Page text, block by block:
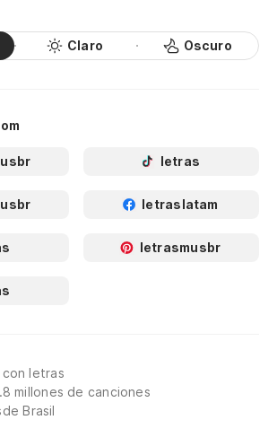
Claro Oscuro
letras
letraslatam
letrasmusbr
con letras
millones de canciones
Brasil